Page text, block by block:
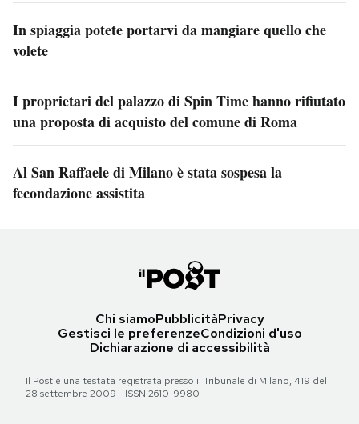
In spiaggia potete portarvi da mangiare quello che
volete
I proprietari del palazzo di Spin Time hanno rifiutato
una proposta di acquisto del comune di Roma
Al San Raffaele di Milano è stata sospesa la
fecondazione assistita
Chi siamoPubblicitàPrivacy
Gestisci le preferenzeCondizioni d'uso
Dichiarazione di accessibilità
Il Post è una testata registrata presso il Tribunale di Milano, 419 del
28 settembre 2009 - ISSN 2610-9980